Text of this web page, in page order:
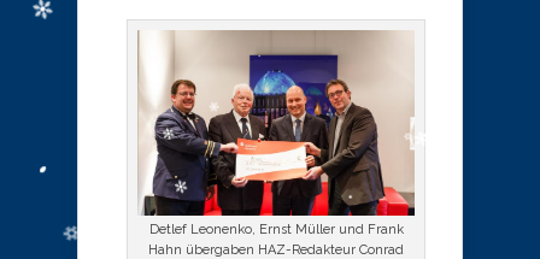
Detlef Leonenko, Ernst Müller und Frank
Hahn übergaben HAZ-Redakteur Conrad